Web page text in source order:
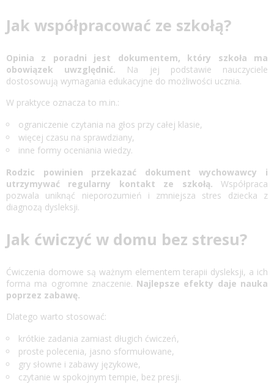
Jak współpracować ze szkołą?
Opinia z poradni jest dokumentem, który szkoła ma
obowiązek uwzględnić. Na jej podstawie nauczyciele
dostosowują wymagania edukacyjne do możliwości ucznia.
W praktyce oznacza to m.in.:
ograniczenie czytania na głos przy całej klasie,
więcej czasu na sprawdziany,
inne formy oceniania wiedzy.
Rodzic powinien przekazać dokument wychowawcy i
utrzymywać regularny kontakt ze szkołą. Współpraca
pozwala uniknąć nieporozumień i zmniejsza stres dziecka z
diagnozą dysleksji.
Jak ćwiczyć w domu bez stresu?
Ćwiczenia domowe są ważnym elementem terapii dysleksji, a ich
forma ma ogromne znaczenie. Najlepsze efekty daje nauka
poprzez zabawę.
Dlatego warto stosować:
krótkie zadania zamiast długich ćwiczeń,
proste polecenia, jasno sformułowane,
gry słowne i zabawy językowe,
czytanie w spokojnym tempie, bez presji.